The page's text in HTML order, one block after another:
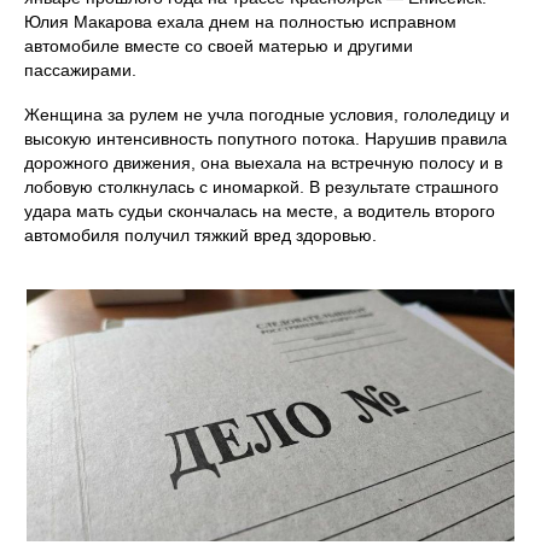
Юлия Макарова ехала днем на полностью исправном
автомобиле вместе со своей матерью и другими
пассажирами.
Женщина за рулем не учла погодные условия, гололедицу и
высокую интенсивность попутного потока. Нарушив правила
дорожного движения, она выехала на встречную полосу и в
лобовую столкнулась с иномаркой. В результате страшного
удара мать судьи скончалась на месте, а водитель второго
автомобиля получил тяжкий вред здоровью.